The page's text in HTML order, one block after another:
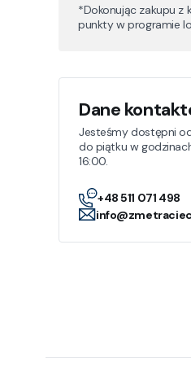
*Dokonując zakupu z
punkty w programie
Dane
Jesteśmy dostępni
do piątku w
16:00.
+48 511 071 498